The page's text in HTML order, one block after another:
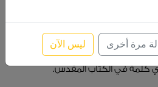
كلمة في الكتاب المقدس.
مرة أخرى ليس الآن